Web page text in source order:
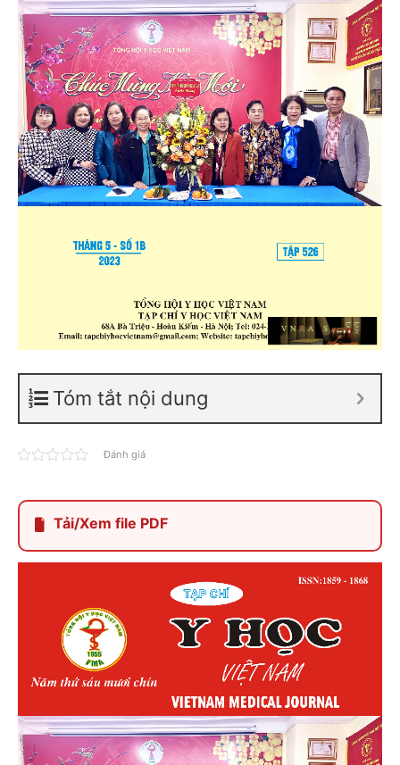
Tóm tắt nội dung
Đánh giá
Tải/Xem file PDF